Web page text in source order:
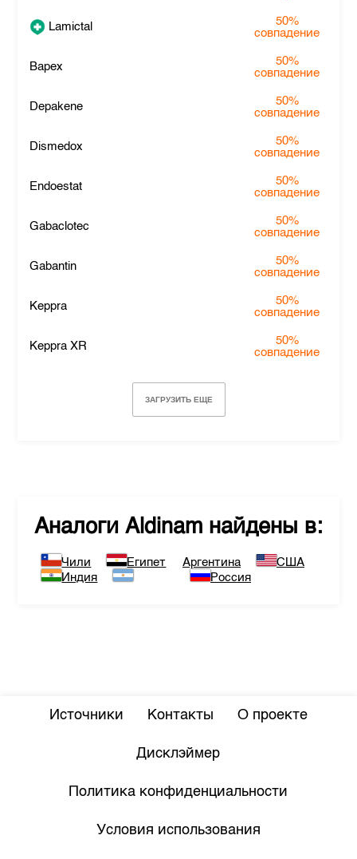
Lamictal
50%
совпадение
Bapex
50%
совпадение
Depakene
50%
совпадение
Dismedox
50%
совпадение
Endoestat
50%
совпадение
Gabaclotec
50%
совпадение
Gabantin
50%
совпадение
Keppra
50%
совпадение
Keppra XR
50%
совпадение
ЗАГРУЗИТЬ ЕЩЕ
Аналоги Aldinam найдены в:
Чили
Египет
Индия
Аргентина
США
Россия
Источники Контакты О проекте
Дисклэймер
Политика конфиденциальности
Условия использования